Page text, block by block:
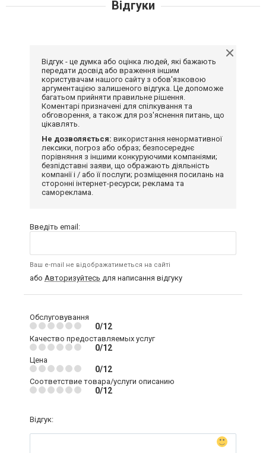
Відгуки
Відгук - це думка або оцінка людей, які бажають
передати досвід або враження іншим
користувачам нашого сайту з обов'язковою
аргументацією залишеного відгука. Це допоможе
багатьом прийняти правильне рішення.
Коментарі призначені для спілкування та
обговорення, а також для роз'яснення питань, що
цікавлять.
Не дозволяється: використання ненормативної
лексики, погроз або образ; безпосереднє
порівняння з іншими конкуруючими компаніями;
безпідставні заяви, що ображають діяльність
компанії і / або її послуги; розміщення посилань на
сторонні інтернет-ресурси; реклама та
самореклама.
Введіть email:
Ваш e-mail не відображатиметься на сайті
або Авторизуйтесь для написання відгуку
Обслуговування
0/12
Качество предоставляемых услуг
0/12
Цена
0/12
Соответствие товара/услуги описанию
0/12
Відгук: